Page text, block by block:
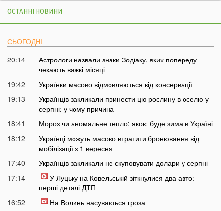
ОСТАННІ НОВИНИ
СЬОГОДНІ
20:14
Астрологи назвали знаки Зодіаку, яких попереду
чекають важкі місяці
19:42
Українки масово відмовляються від консервації
19:13
Українців закликали принести цю рослину в оселю у
серпні: у чому причина
18:41
Мороз чи аномальне тепло: якою буде зима в Україні
18:12
Українці можуть масово втратити бронювання від
мобілізації з 1 вересня
17:40
Українців закликали не скуповувати долари у серпні
17:14
У Луцьку на Ковельській зіткнулися два авто:
перші деталі ДТП
16:52
На Волинь насувається гроза